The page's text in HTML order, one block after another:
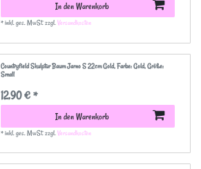
In den Warenkorb
*inkl. ges. MwSt.zzgl.Versandkosten
Countryfield Skulptur Baum Jarno S 22cm Gold, Farbe: Gold, Größe:
Small
12,90 € *
In den Warenkorb
*inkl. ges. MwSt.zzgl.Versandkosten